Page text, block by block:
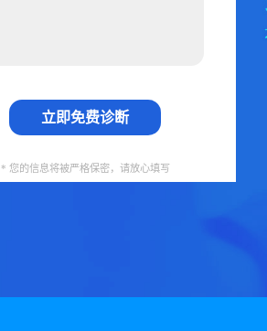
立即免费诊断
* 您的信息将被严格保密，请放心填写